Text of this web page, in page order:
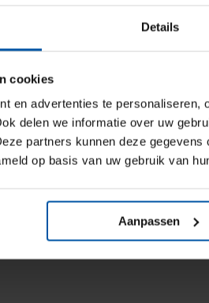
Details
cookies
en advertenties te
delen we informatie over uw
partners kunnen deze
op basis van uw gebruik van
Aanpassen